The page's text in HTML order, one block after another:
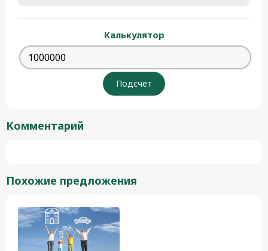
Калькулятор
Комментарий
Похожие предложения